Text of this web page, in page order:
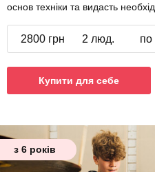
основ техніки та видасть
2800 грн 2 люд. по
Купити для себе
з 6 років